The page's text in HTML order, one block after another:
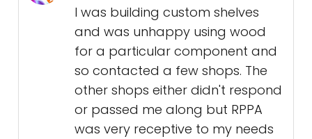
I was building custom shelves
and was unhappy using wood
for a particular component and
so contacted a few shops. The
other shops either didn't respond
or passed me along but RPPA
was very receptive to my needs